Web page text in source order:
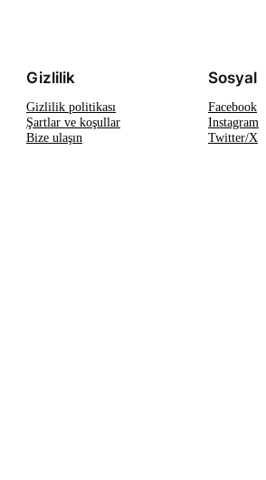
Gizlilik
Gizlilik politikası
Şartlar ve koşullar
Bize ulaşın
Sosyal
Facebook
Instagram
Twitter/X